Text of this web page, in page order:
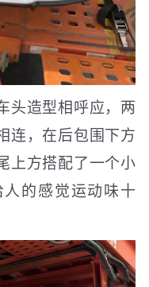
头造型相呼应，两
连，在后包围下方
上方搭配了一个小
的感觉运动味十